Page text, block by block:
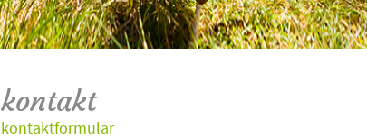
kontakt
kontaktformular